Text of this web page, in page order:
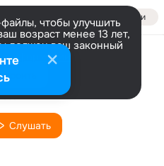
Войти
чтобы улучшить
возраст менее 13 лет,
должен ваш законный
информации
с тенью
Слушать